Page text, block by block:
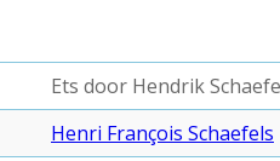
Ets door Hendrik
Henri François Schaefels